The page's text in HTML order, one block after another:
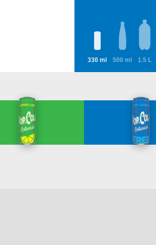
330 ml 500 ml 1.5 L